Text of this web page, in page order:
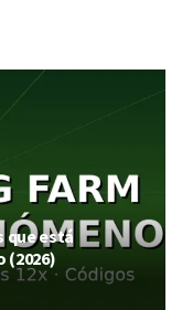
que está
(2026)